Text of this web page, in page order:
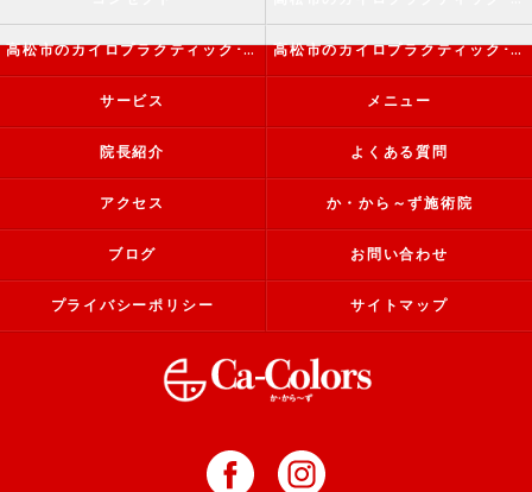
高松市のカイロプラクティック･か・から～ず施術院の評判 高松市のカイロプラクティック･か・から～ず施術院のお客様の声
サービス メニュー
院長紹介 よくある質問
アクセス か・から～ず施術院
ブログ お問い合わせ
プライバシーポリシー サイトマップ